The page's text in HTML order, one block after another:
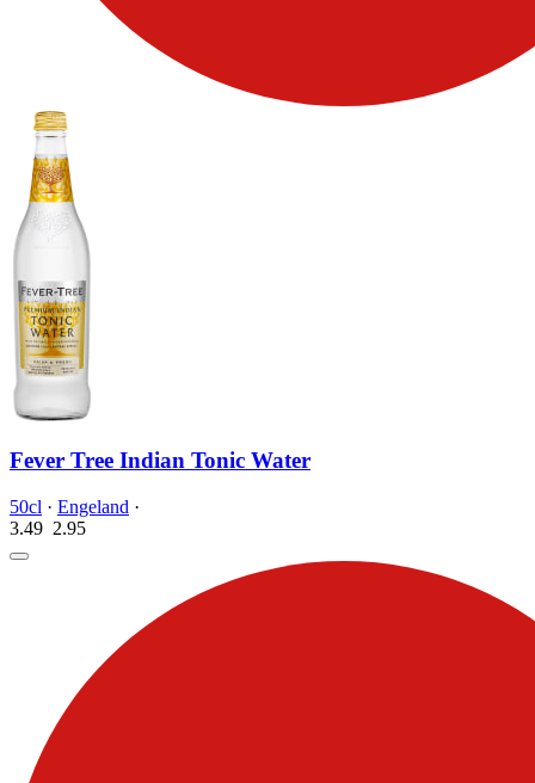
Fever Tree Indian Tonic Water
50cl · Engeland ·
3.49 2.95